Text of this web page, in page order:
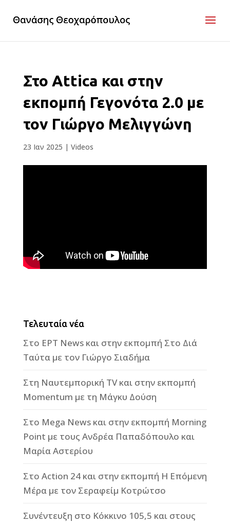
Στο Attica και στην
εκπομπή Γεγονότα 2.0 με
τον Γιώργο Μελιγγώνη
23 Ιαν 2025 | Videos
Τελευταία νέα
Στο ΕΡΤ News και στην εκπομπή Στο Διά
Ταύτα με τον Γιώργο Σιαδήμα
Στη Ναυτεμπορική TV και στην εκπομπή
Momentum με τη Μάγκυ Δούση
Στο Mega News και στην εκπομπή Morning
Point με τους Ανδρέα Παπαδόπουλο και
Μαρία Αστερίου
Στο Action 24 και στην εκπομπή Η Επόμενη
Μέρα με τον Σεραφείμ Κοτρώτσο
Συνέντευξη στο Κόκκινο 105,5 και στους